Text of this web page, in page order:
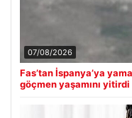
07/08/2026
Fas’tan İspanya’ya
göçmen yaşamını yitirdi